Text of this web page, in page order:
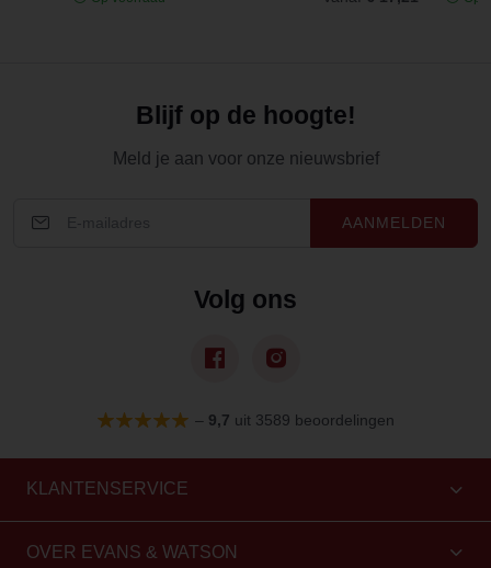
Blijf op de hoogte!
Meld je aan voor onze nieuwsbrief
AANMELDEN
Volg ons
– 9,7 uit 3589 beoordelingen
KLANTENSERVICE
OVER EVANS & WATSON